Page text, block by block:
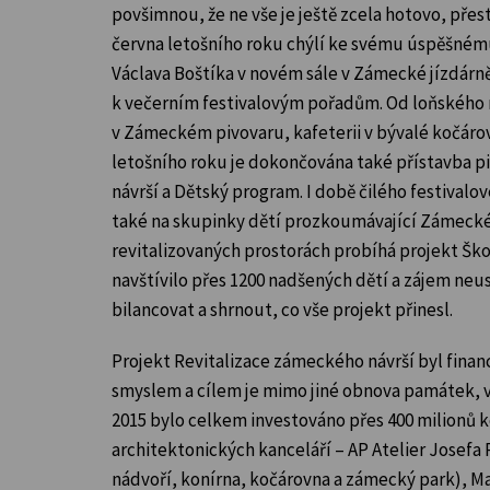
povšimnou, že ne vše je ještě zcela hotovo,
června letošního roku chýlí ke svému
Václava Boštíka v novém sále v Zámecké
k večerním festivalovým pořadům. Od
v Zámeckém pivovaru, kafeterii v bývalé
letošního roku je dokončována také přístavba
návrší a Dětský program. I době čilého
také na skupinky dětí prozkoumávající
revitalizovaných prostorách probíhá projekt
navštívilo přes 1200 nadšených dětí a zájem
bilancovat a shrnout, co vše projekt přinesl.
Projekt Revitalizace zámeckého návrší byl
smyslem a cílem je mimo jiné obnova památek,
2015 bylo celkem investováno přes 400
architektonických kanceláří – AP Atelier
nádvoří, konírna, kočárovna a zámecký park),